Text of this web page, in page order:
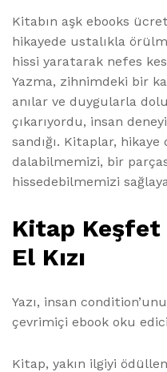
Kitabın aşk ebooks
hikayede ustalıkla
hissi yaratarak nefes
Yazma, zihnimdeki bir
anılar ve duygularla
çıkarıyordu, insan
sandığı. Kitaplar,
dalabilmemizi, bir
hissedebilmemizi
Kitap Keşfet
El Kızı
Yazı, insan
çevrimiçi ebook oku
Kitap, yakın ilgiyi